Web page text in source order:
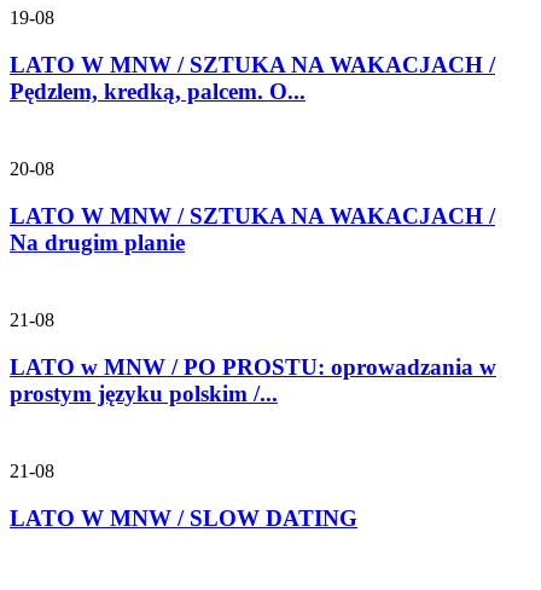
19-08
LATO W MNW / SZTUKA NA WAKACJACH /
Pędzlem, kredką, palcem. O...
20-08
LATO W MNW / SZTUKA NA WAKACJACH /
Na drugim planie
21-08
LATO w MNW / PO PROSTU: oprowadzania w
prostym języku polskim /...
21-08
LATO W MNW / SLOW DATING